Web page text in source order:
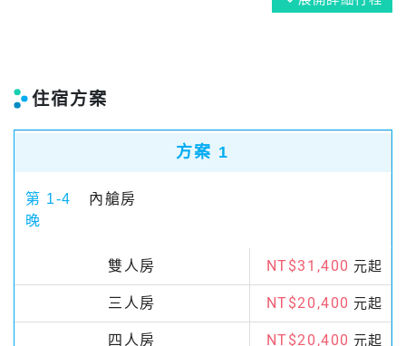
住宿方案
方案 1
第 1-4
晚
內艙房
雙人房 NT$31,400 元起
三人房 NT$20,400 元起
四人房 NT$20,400 元起